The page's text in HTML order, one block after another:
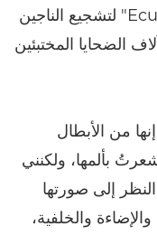
فيليز حملة "Ecuador Says No More" لتشجيع الناجين
الضحايا المختبئين
من الأبطال
بألمها، ولكنني
إلى صورتها
والخلفية،